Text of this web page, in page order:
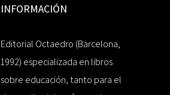
INFORMACIÓN
Editorial Octaedro (Barcelona,
1992) especializada en libros
sobre educación, tanto para el